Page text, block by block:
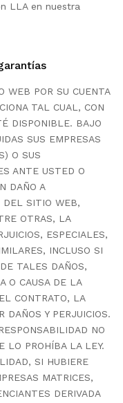
LLA en nuestra
WEB POR SU CUENTA
TAL CUAL, CON
DISPONIBLE. BAJO
SUS EMPRESAS
O SUS
ANTE USTED O
DAÑO A
DEL SITIO WEB,
OTRAS, LA
ESPECIALES,
INCLUSO SI
TALES DAÑOS,
O CAUSA DE LA
CONTRATO, LA
DAÑOS Y PERJUICIOS.
NO
LO PROHÍBA LA LEY.
SI HUBIERE
MATRICES,
DERIVADA